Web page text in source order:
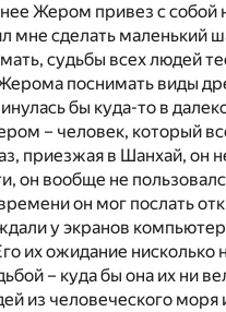
Жером привез с собой
мне сделать маленький
судьбы всех людей
поснимать виды
бы куда-то в
– человек, который
приезжая в Шанхай, он
он вообще не
он мог послать
у экранов
их ожидание
– куда бы она их ни
из человеческого моря